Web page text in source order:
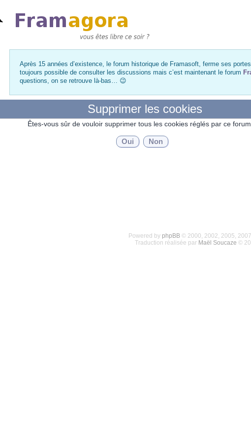
Après 15 années d’existence, le forum historique de Framasoft, ferme ses
toujours possible de consulter les discussions mais c’est maintenant le forum
questions, on se retrouve là-bas… 😉
Supprimer les cookies
Êtes-vous sûr de vouloir supprimer tous les cookies réglés par ce
Powered by phpBB© 2000, 2002, 2005,
Traduction réalisée par Maël Soucaze ©